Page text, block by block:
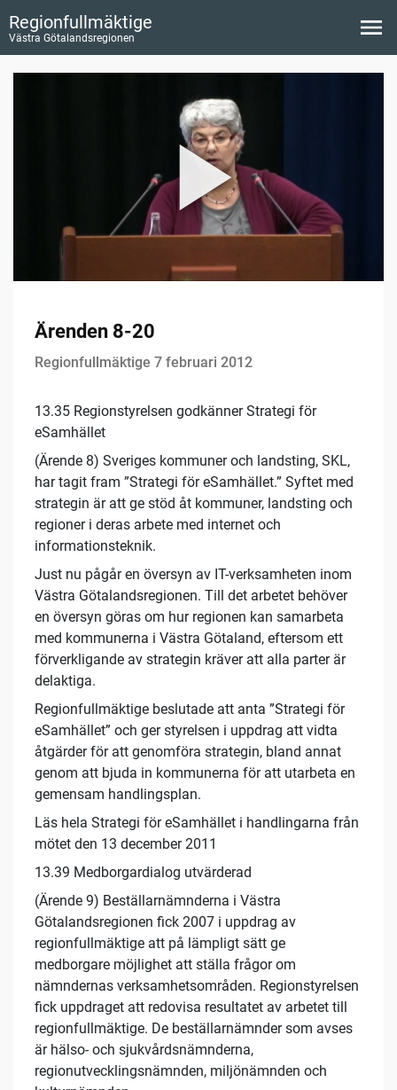
Regionfullmäktige
Västra Götalandsregionen
Ärenden 8-20
Regionfullmäktige 7 februari 2012
13.35 Regionstyrelsen godkänner Strategi för
eSamhället
(Ärende 8) Sveriges kommuner och landsting, SKL,
har tagit fram ”Strategi för eSamhället.” Syftet med
strategin är att ge stöd åt kommuner, landsting och
regioner i deras arbete med internet och
informationsteknik.
Just nu pågår en översyn av IT-verksamheten inom
Västra Götalandsregionen. Till det arbetet behöver
en översyn göras om hur regionen kan samarbeta
med kommunerna i Västra Götaland, eftersom ett
förverkligande av strategin kräver att alla parter är
delaktiga.
Regionfullmäktige beslutade att anta ”Strategi för
eSamhället” och ger styrelsen i uppdrag att vidta
åtgärder för att genomföra strategin, bland annat
genom att bjuda in kommunerna för att utarbeta en
gemensam handlingsplan.
Läs hela Strategi för eSamhället i handlingarna från
mötet den 13 december 2011
13.39 Medborgardialog utvärderad
(Ärende 9) Beställarnämnderna i Västra
Götalandsregionen fick 2007 i uppdrag av
regionfullmäktige att på lämpligt sätt ge
medborgare möjlighet att ställa frågor om
nämndernas verksamhetsområden. Regionstyrelsen
fick uppdraget att redovisa resultatet av arbetet till
regionfullmäktige. De beställarnämnder som avses
är hälso- och sjukvårdsnämnderna,
regionutvecklingsnämnden, miljönämnden och